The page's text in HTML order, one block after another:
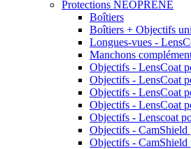
Protections NEOPRENE
Boîtiers
Boîtiers + Objectifs
Longues-vues -
Manchons
Objectifs - LensCoat
Objectifs - LensCoat
Objectifs - LensCoat
Objectifs - LensCoat
Objectifs - Lenscoat
Objectifs -
Objectifs -